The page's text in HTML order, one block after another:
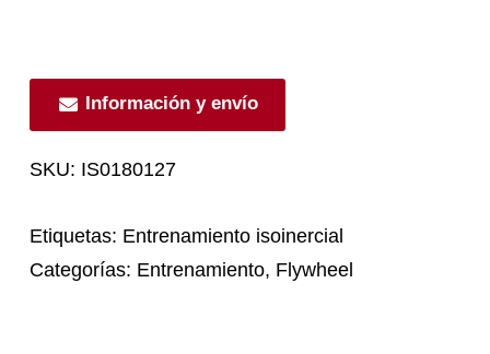
Información y envío
SKU: IS0180127
Etiquetas: Entrenamiento isoinercial
Categorías: Entrenamiento, Flywheel